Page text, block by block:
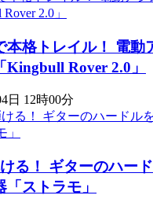
本格トレイル！ 電動
Kingbull Rover 2.0」
日 12時00分
る！ ギターのハー
「ストラモ」